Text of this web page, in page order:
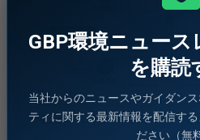
出所：CBAMの仕組み（環
GBP環境ニュース
を購読
当社からのニュースやガイダン
ティに関する最新情報を配信す
ださい（無